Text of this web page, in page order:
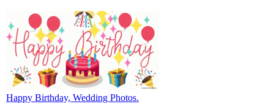
Happy Birthday, Wedding Photos.